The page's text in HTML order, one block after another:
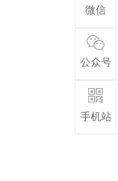
微信
公众号
手机站